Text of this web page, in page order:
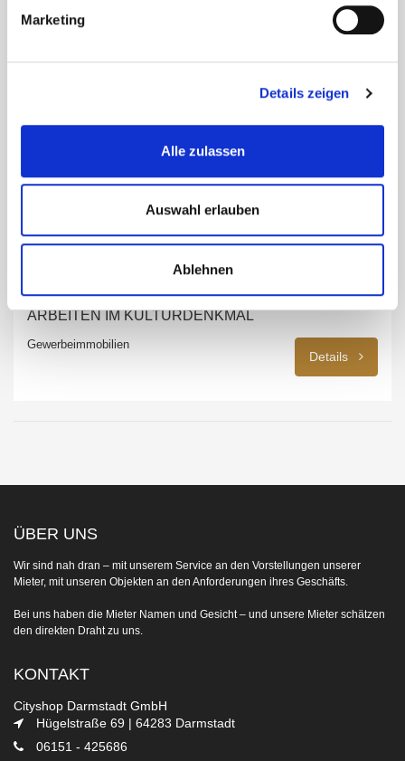
Marketing
Details zeigen
Alle zulassen
Auswahl erlauben
Ablehnen
ARBEITEN IM KULTURDENKMAL
Gewerbeimmobilien
Details
ÜBER UNS
Wir sind nah dran ‒ mit unserem Service an den Vorstellungen unserer
Mieter, mit unseren Objekten an den Anforderungen ihres Geschäfts.
Bei uns haben die Mieter Namen und Gesicht ‒ und unsere Mieter schätzen
den direkten Draht zu uns.
KONTAKT
Cityshop Darmstadt GmbH
Hügelstraße 69 | 64283 Darmstadt
06151 - 425686